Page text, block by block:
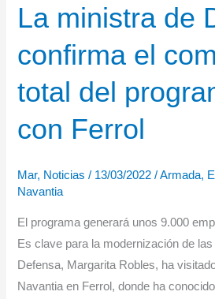
en
un
buque
la
La ministra de
confirma el
total del
con Ferrol
Mar, Noticias / 13/03/2022/Armada,
Navantia
El programa generará unos 9.000
Es clave para la modernización de
Defensa, Margarita Robles, ha
Navantia en Ferrol, donde ha